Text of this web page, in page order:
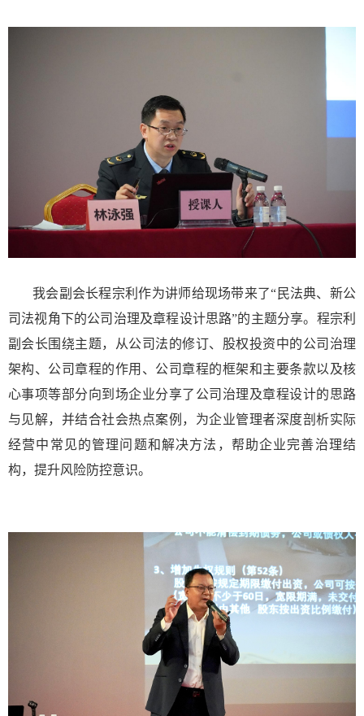
我会副会长程宗利作为讲师给现场带来了“民法典、新公
司法视角下的公司治理及章程设计思路”的主题分享。程宗利
副会长围绕主题，从公司法的修订、股权投资中的公司治理
架构、公司章程的作用、公司章程的框架和主要条款以及核
心事项等部分向到场企业分享了公司治理及章程设计的思路
与见解，并结合社会热点案例，为企业管理者深度剖析实际
经营中常见的管理问题和解决方法，帮助企业完善治理结
构，提升风险防控意识。